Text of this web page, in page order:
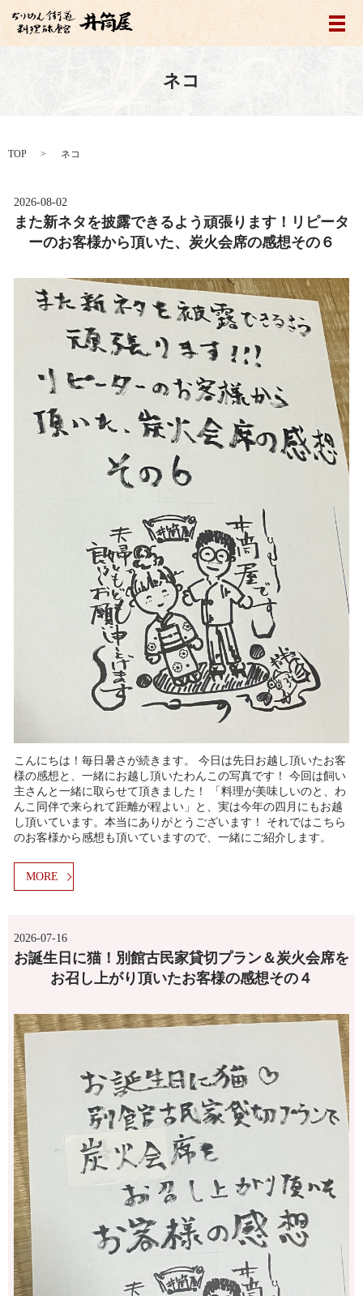
メ
ネコ
TOP ネコ
2026-08-02
また新ネタを披露できるよう頑張ります！リピータ
ーのお客様から頂いた、炭火会席の感想その６
こんにちは！毎日暑さが続きます。 今日は先日お越し頂いたお客
様の感想と、一緒にお越し頂いたわんこの写真です！ 今回は飼い
主さんと一緒に取らせて頂きました！ 「料理が美味しいのと、わ
んこ同伴で来られて距離が程よい」と、実は今年の四月にもお越
し頂いています。本当にありがとうございます！ それではこちら
のお客様から感想も頂いていますので、一緒にご紹介します。
MORE
2026-07-16
お誕生日に猫！別館古民家貸切プラン＆炭火会席を
お召し上がり頂いたお客様の感想その４